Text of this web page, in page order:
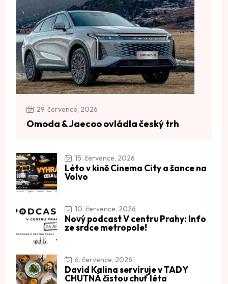
29. července, 2026
Omoda & Jaecoo ovládla český trh
15. července, 2026
Léto v kině Cinema City a šance na
Volvo
10. července, 2026
Nový podcast V centru Prahy: Info
ze srdce metropole!
6. července, 2026
David Kalina servíruje v TADY
CHUTNÁ čistou chuť léta